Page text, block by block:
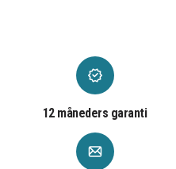
12 måneders garanti